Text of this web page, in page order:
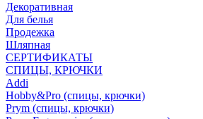
Декоративная
Для белья
Продежка
Шляпная
СЕРТИФИКАТЫ
СПИЦЫ, КРЮЧКИ
Addi
Hobby&Pro (спицы, крючки)
Prym (спицы, крючки)